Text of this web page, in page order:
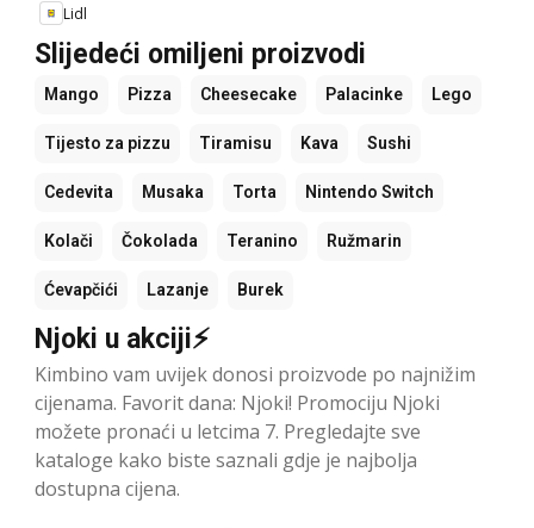
Lidl
Slijedeći omiljeni proizvodi
Mango Pizza Cheesecake Palacinke Lego
Tijesto za pizzu Tiramisu Kava Sushi
Cedevita Musaka Torta Nintendo Switch
Kolači Čokolada Teranino Ružmarin
Ćevapčići Lazanje Burek
Njoki u akciji⚡
Kimbino vam uvijek donosi proizvode po najnižim
cijenama. Favorit dana: Njoki! Promociju Njoki
možete pronaći u letcima 7. Pregledajte sve
kataloge kako biste saznali gdje je najbolja
dostupna cijena.